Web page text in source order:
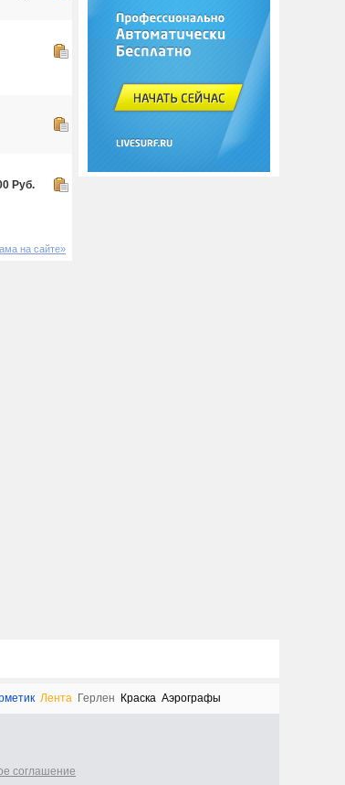
Руб.
на сайте»
Лента Герлен Краска Аэрографы
соглашение